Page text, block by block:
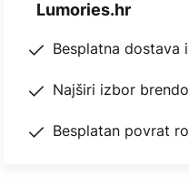
Lumories.hr
Besplatna dostava
Najširi izbor
Besplatan povrat